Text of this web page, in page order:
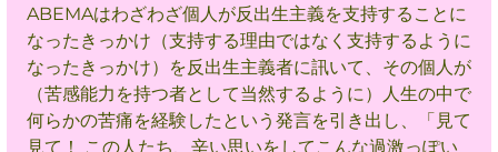
ABEMAはわざわざ個人が反出生主義を支持することに
なったきっかけ（支持する理由ではなく支持するように
なったきっかけ）を反出生主義者に訊いて、その個人が
（苦感能力を持つ者として当然するように）人生の中で
何らかの苦痛を経験したという発言を引き出し、「見て
見て！ この人たち、辛い思いをしてこんな過激っぽい